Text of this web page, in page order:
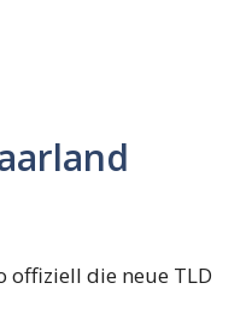
offiziell die neue TLD